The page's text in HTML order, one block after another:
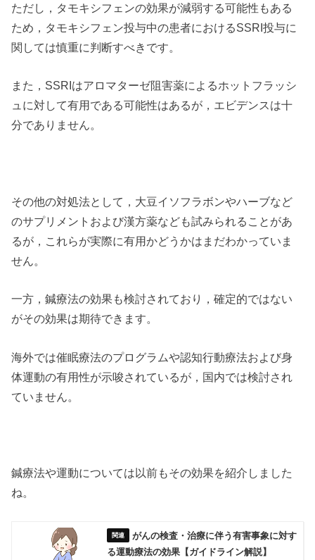
ただし，タモキシフェンの効果が減弱する可能性もある
ため，タモキシフェン投与中の患者におけるSSRI投与に
関しては慎重に判断すべきです。
また，SSRIはアロマターゼ阻害薬によるホットフラッシ
ュに対して有用である可能性はあるが，エビデンスは十
分でありません。
その他の対処法として，大豆イソフラボンやハーブなど
のサプリメントおよび漢方薬なども試みられることがあ
るが，これらが実際に有用かどうかはまだわかっていま
せん。
一方，鍼療法の効果も検討されており，確定的ではない
がその効果は期待できます。
海外では催眠療法のプログラムや認知行動療法および身
体運動の有用性が示唆されているが，国内では検討され
ていません。
鍼療法や運動については以前もその効果を紹介しました
ね。
がんの検査・治療に伴う有害事象に対す
る運動療法の効果【ガイドライン解説】